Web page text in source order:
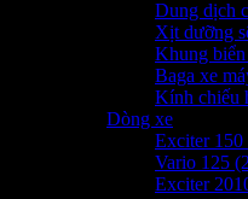
Dung dịch
Xịt dưỡng
Khung
Baga xe
Kính chiếu
Dòng xe
Exciter 150
Vario 125
Exciter